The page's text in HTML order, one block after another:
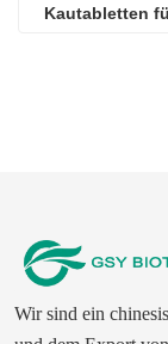
Kautabletten
Wir sind ein